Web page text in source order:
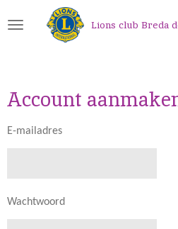
direct
Lions club Breda
Account
E-mailadres
Wachtwoord